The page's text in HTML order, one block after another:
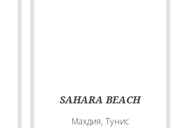
SAHARA BEACH
Махдия, Тунис